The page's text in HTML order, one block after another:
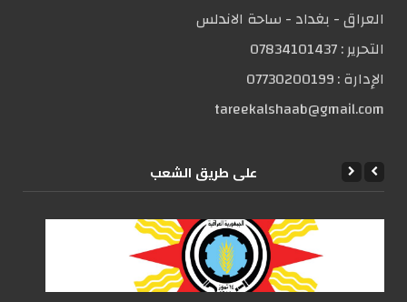
العراق - بغداد - ساحة الاندلس
التحریر :07834101437
الإدارة :07730200199
tareekalshaab@gmail.com
علی طریق الشعب